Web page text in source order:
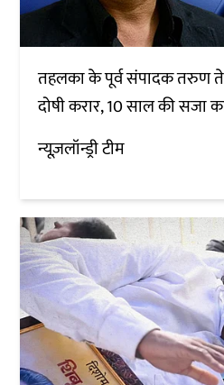
तहलका के पूर्व संपादक तरुण
दोषी करार, 10 साल की सजा
न्यूज़लॉन्ड्री टीम